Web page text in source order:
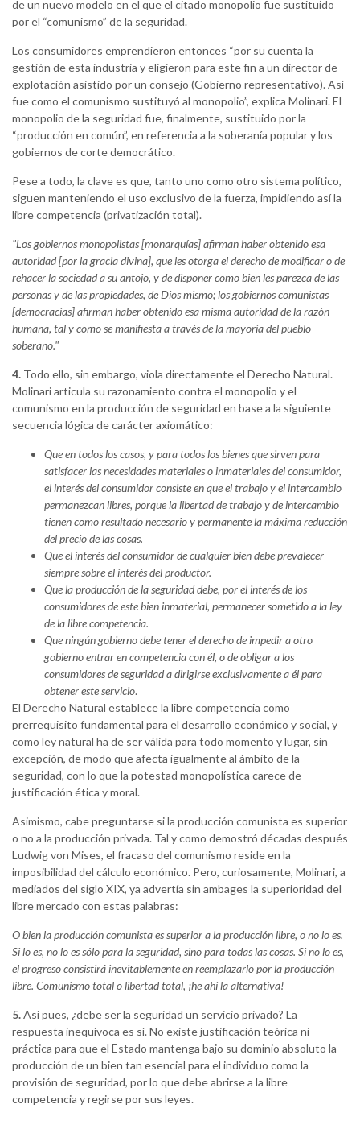
de un nuevo modelo en el que el citado monopolio fue sustituido
por el “comunismo” de la seguridad.
Los consumidores emprendieron entonces “por su cuenta la
gestión de esta industria y eligieron para este fin a un director de
explotación asistido por un consejo (Gobierno representativo). Así
fue como el comunismo sustituyó al monopolio”, explica Molinari. El
monopolio de la seguridad fue, finalmente, sustituido por la
“producción en común”, en referencia a la soberanía popular y los
gobiernos de corte democrático.
Pese a todo, la clave es que, tanto uno como otro sistema político,
siguen manteniendo el uso exclusivo de la fuerza, impidiendo así la
libre competencia (privatización total).
"Los gobiernos monopolistas [monarquías] afirman haber obtenido esa
autoridad [por la gracia divina], que les otorga el derecho de modificar o de
rehacer la sociedad a su antojo, y de disponer como bien les parezca de las
personas y de las propiedades, de Dios mismo; los gobiernos comunistas
[democracias] afirman haber obtenido esa misma autoridad de la razón
humana, tal y como se manifiesta a través de la mayoría del pueblo
soberano."
4. Todo ello, sin embargo, viola directamente el Derecho Natural.
Molinari articula su razonamiento contra el monopolio y el
comunismo en la producción de seguridad en base a la siguiente
secuencia lógica de carácter axiomático:
Que en todos los casos, y para todos los bienes que sirven para
satisfacer las necesidades materiales o inmateriales del consumidor,
el interés del consumidor consiste en que el trabajo y el intercambio
permanezcan libres, porque la libertad de trabajo y de intercambio
tienen como resultado necesario y permanente la máxima reducción
del precio de las cosas.
Que el interés del consumidor de cualquier bien debe prevalecer
siempre sobre el interés del productor.
Que la producción de la seguridad debe, por el interés de los
consumidores de este bien inmaterial, permanecer sometido a la ley
de la libre competencia.
Que ningún gobierno debe tener el derecho de impedir a otro
gobierno entrar en competencia con él, o de obligar a los
consumidores de seguridad a dirigirse exclusivamente a él para
obtener este servicio.
El Derecho Natural establece la libre competencia como
prerrequisito fundamental para el desarrollo económico y social, y
como ley natural ha de ser válida para todo momento y lugar, sin
excepción, de modo que afecta igualmente al ámbito de la
seguridad, con lo que la potestad monopolística carece de
justificación ética y moral.
Asimismo, cabe preguntarse si la producción comunista es superior
o no a la producción privada. Tal y como demostró décadas después
Ludwig von Mises, el fracaso del comunismo reside en la
imposibilidad del cálculo económico. Pero, curiosamente, Molinari, a
mediados del siglo XIX, ya advertía sin ambages la superioridad del
libre mercado con estas palabras:
O bien la producción comunista es superior a la producción libre, o no lo es.
Si lo es, no lo es sólo para la seguridad, sino para todas las cosas. Si no lo es,
el progreso consistirá inevitablemente en reemplazarlo por la producción
libre. Comunismo total o libertad total, ¡he ahí la alternativa!
5.Así pues, ¿debe ser la seguridad un servicio privado? La
respuesta inequívoca es sí. No existe justificación teórica ni
práctica para que el Estado mantenga bajo su dominio absoluto la
producción de un bien tan esencial para el individuo como la
provisión de seguridad, por lo que debe abrirse a la libre
competencia y regirse por sus leyes.